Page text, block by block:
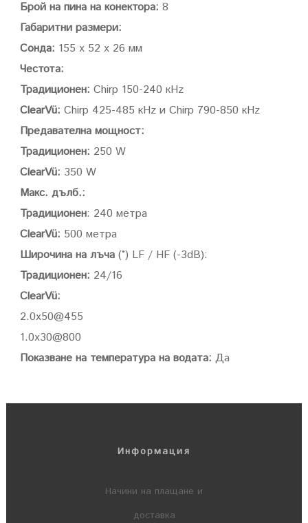
Брой на пина на конектора: 8
Габаритни размери:
Сонда: 155 х 52 х 26 мм
Честота:
Традиционен: Chirp 150-240 кHz
ClearVü: Chirp 425-485 кHz и Chirp 790-850 кHz
Предавателна мощност:
Традиционен: 250 W
ClearVü: 350 W
Макс. дълб.:
Традиционен: 240 метра
ClearVü: 500 метра
Широчина на лъча (°) LF / HF (-3dB):
Традиционен: 24/16
ClearVü:
2.0x50@455
1.0x30@800
Показване на температура на водата: Да
Информация
Начини на плащане и
доставка